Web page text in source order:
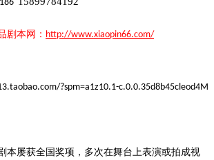
剧本网： http://www.xiaopin66.com/
?spm=a1z10.1-c.0.0.35d8b45cleod4M
本屡获全国奖项，多次在舞台上表演或拍成视